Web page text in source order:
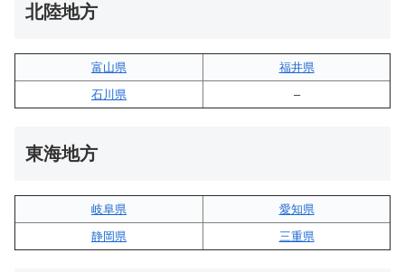
北陸地方
富山県
福井県
石川県
–
東海地方
岐阜県
愛知県
静岡県
三重県